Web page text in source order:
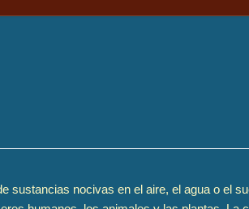
sustancias nocivas en el aire, el agua o el